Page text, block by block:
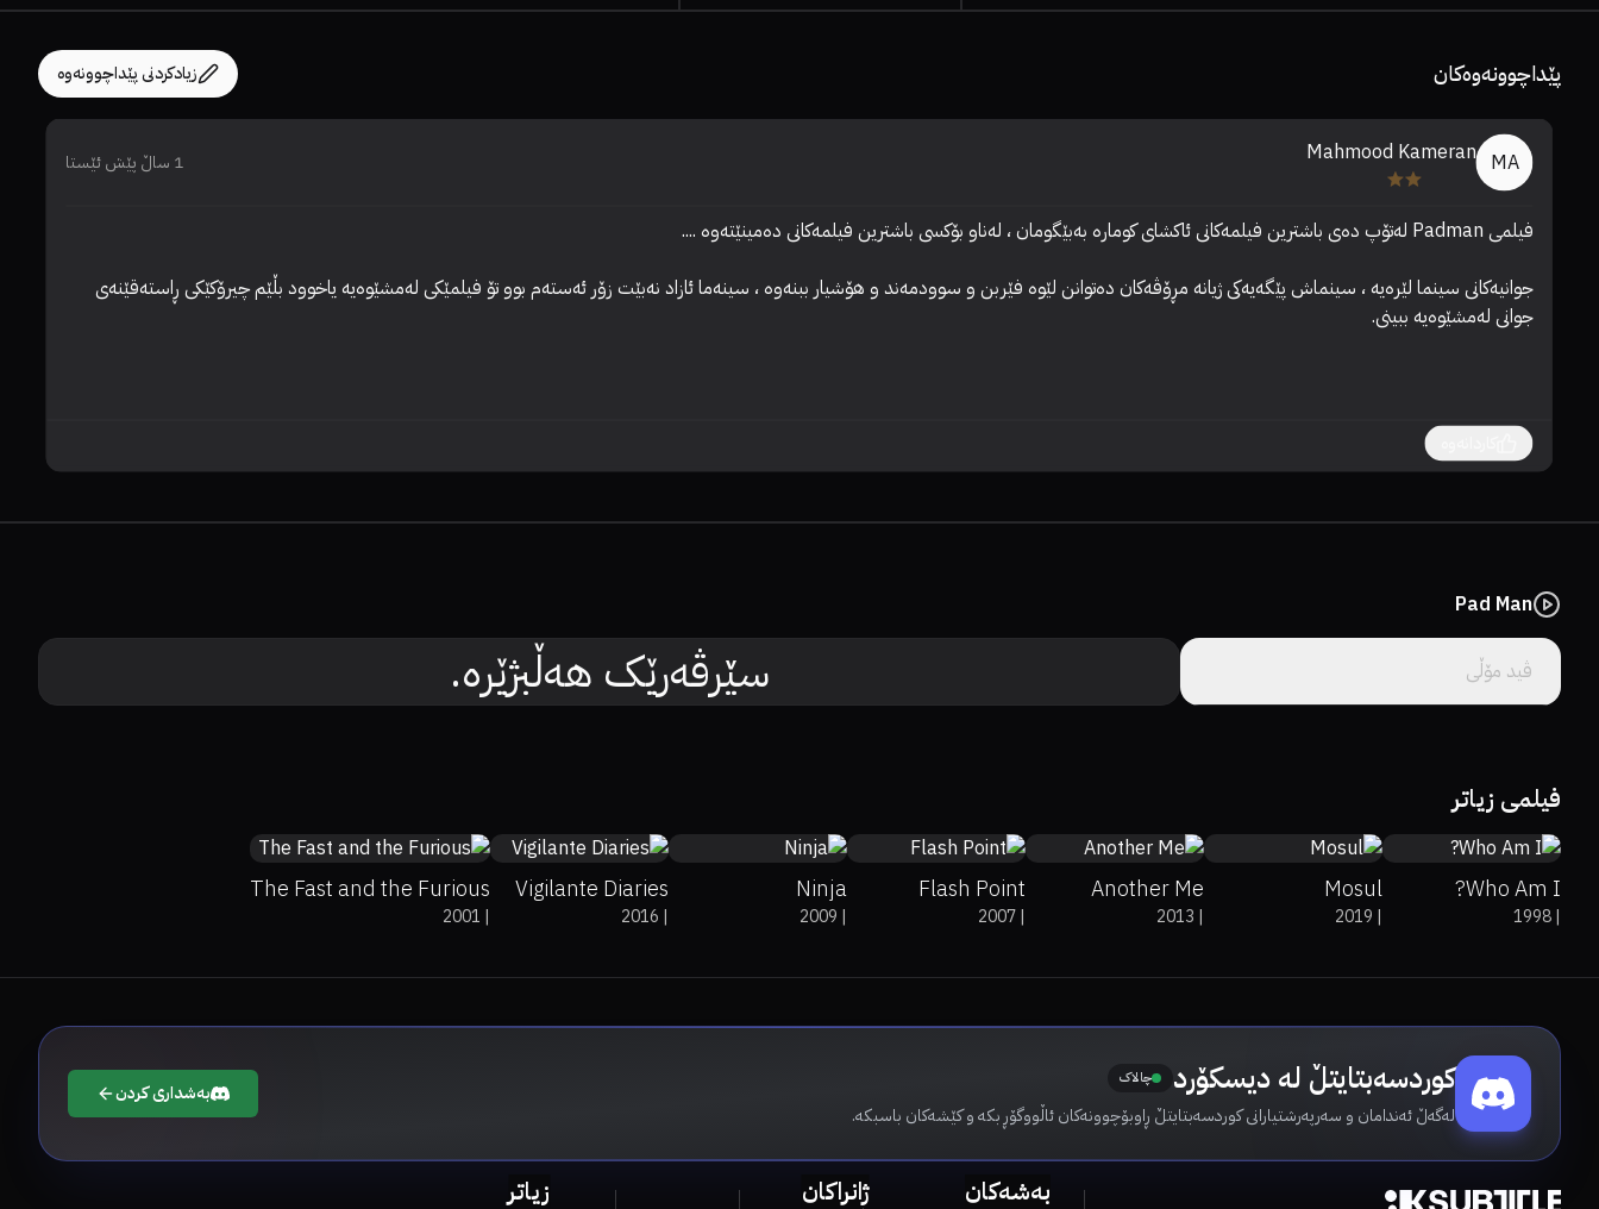
پێداچوونەوەکان زیادکردنی پێداچوونەوە
MA
Mahmood Kameran 1 ساڵ پێش ئێستا
جوانی لەمشێوەیە ببینی.
Pad Man
ڤید مۆڵى سێرڤەرێک هەڵبژێرە.
فیلمی زیاتر
Who Am I?
|
1998
Mosul
|
2019
Another Me
|
2013
Flash Point
|
2007
Ninja
|
2009
Vigilante Diaries
|
2016
The Fast and the Furious
|
2001
کوردسەبتایتڵ لە دیسکۆرد چالاک
لەگەڵ ئەندامان و سەرپەرشتیارانی کوردسەبتایتڵ ڕاوبۆچوونەکان ئاڵووگۆڕ بکە و کێشەکان باسبکە.
بەشداری کردن
بەشەکان ژانراکان زیاتر